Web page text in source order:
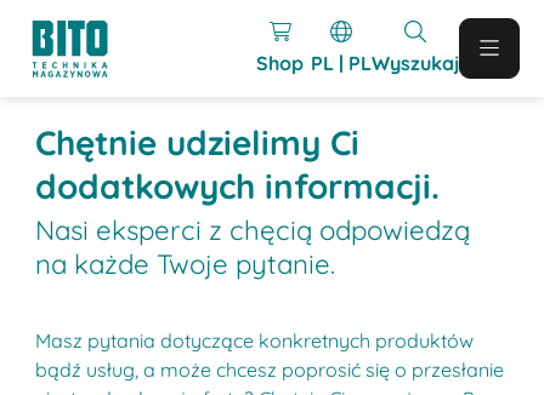
Shop PL | PLWyszukaj
Chętnie udzielimy Ci
dodatkowych informacji.
Nasi eksperci z chęcią odpowiedzą
na każde Twoje pytanie.
Masz pytania dotyczące konkretnych produktów
bądź usług, a może chcesz poprosić się o przesłanie